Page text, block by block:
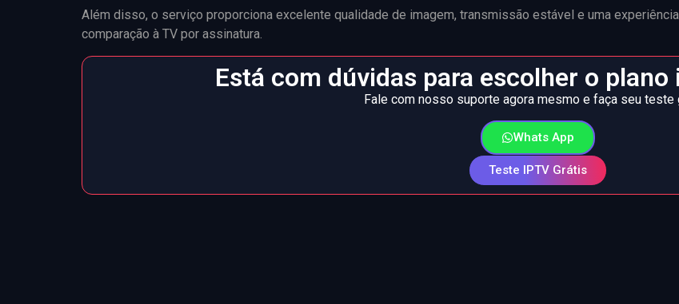
Além disso, o serviço proporciona excelente qualidade de imagem, transmissão estável e uma
comparação à TV por assinatura.
Está com dúvidas para escolher o plano
Fale com nosso suporte agora mesmo e faça seu teste
Whats App
Teste IPTV Grátis